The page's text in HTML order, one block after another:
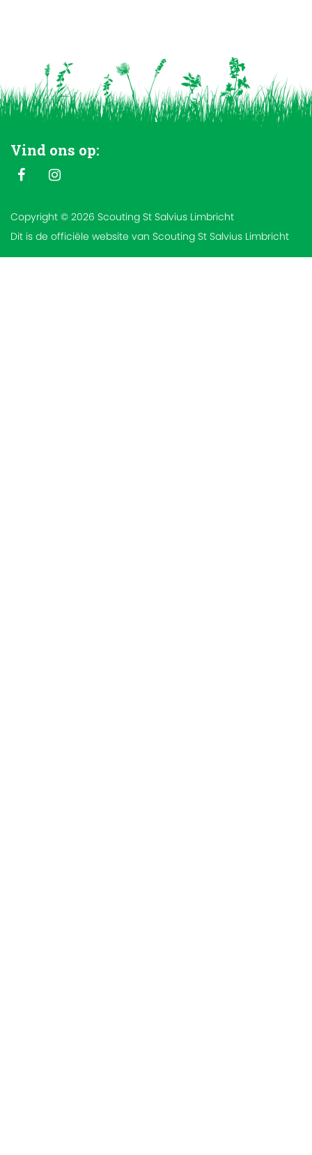
Vind ons op:
Copyright © 2026 Scouting St Salvius Limbricht
Dit is de officiële website van Scouting St Salvius Limbricht